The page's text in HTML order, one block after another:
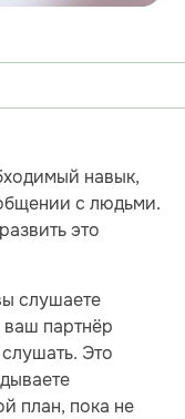
навык,
с людьми.
это
слушаете
ваш партнёр
Это
план, пока не